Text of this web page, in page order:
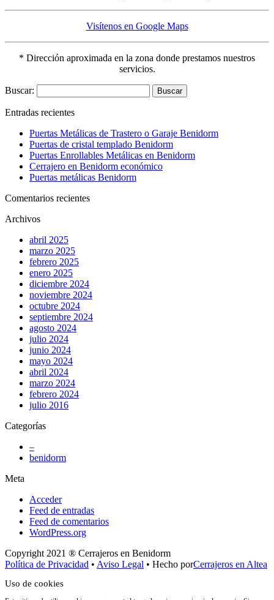
Visítenos en Google Maps
* Dirección aproximada en la zona donde prestamos nuestros
servicios.
Buscar:
Entradas recientes
Puertas Metálicas de Trastero o Garaje Benidorm
Puertas de cristal templado Benidorm
Puertas Enrollables Metálicas en Benidorm
Cerrajero en Benidorm económico
Puertas metálicas Benidorm
Comentarios recientes
Archivos
abril 2025
marzo 2025
febrero 2025
enero 2025
diciembre 2024
noviembre 2024
octubre 2024
septiembre 2024
agosto 2024
julio 2024
junio 2024
mayo 2024
abril 2024
marzo 2024
febrero 2024
julio 2016
Categorías
–
benidorm
Meta
Acceder
Feed de entradas
Feed de comentarios
WordPress.org
Copyright 2021 ® Cerrajeros en Benidorm
Política de Privacidad • Aviso Legal • Hecho porCerrajeros en Altea
Uso de cookies